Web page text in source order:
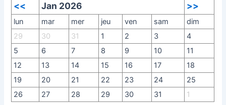
<< Jan 2026 >>
lun mar mer jeu ven sam
dim
29
30 31 1 2 3
4
5
6 7 8 9 10
11
12
13 14 15 16 17
18
19
20 21 22 23 24
25
26
27 28 29 30 31 1